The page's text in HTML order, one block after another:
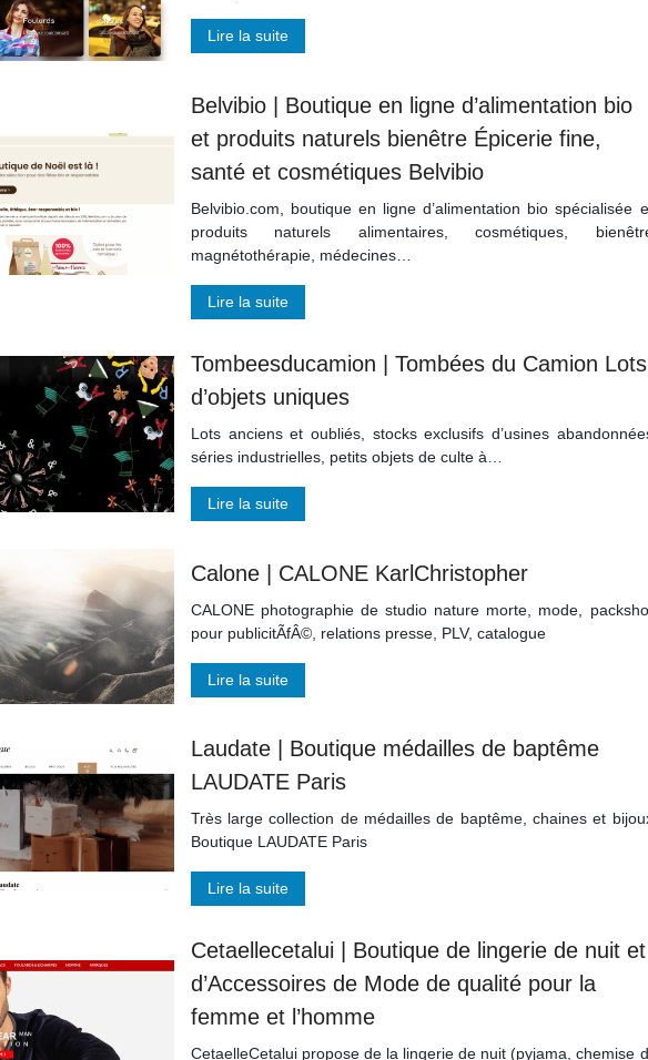
Lire la suite
Belvibio | Boutique en ligne d’alimen­ta­tion bio
et produits naturels bienêtre Épicerie fine,
santé et cosmétiques Belvibio
Belvibio.com, boutique en ligne d’alimentation bio spécialisée
produits naturels alimentaires, cosmétiques,
magnétothérapie, médecines…
Lire la suite
Tom­bees­duca­mion | Tombées du Camion Lots
d’objets uniques
Lots anciens et oubliés, stocks exclusifs d’usines
séries industrielles, petits objets de culte à…
Lire la suite
Calone | CALONE KarlChristopher
CALONE photographie de studio nature morte, mode,
pour publicitÃfÂ©, relations presse, PLV, catalogue
Lire la suite
Laudate | Boutique médailles de baptême
LAUDATE Paris
Très large collection de médailles de baptême, chaines et
Boutique LAUDATE Paris
Lire la suite
Cetael­leceta­lui | Boutique de lingerie de nuit et
d’Accessoires de Mode de qualité pour la
femme et l’homme
CetaelleCetalui propose de la lingerie de nuit (pyjama, chemise